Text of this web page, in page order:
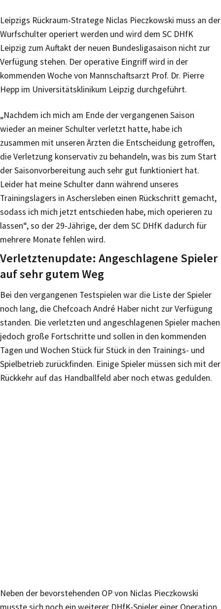
Leipzigs Rückraum-Stratege Niclas Pieczkowski muss an der
Wurfschulter operiert werden und wird dem SC DHfK
Leipzig zum Auftakt der neuen Bundesligasaison nicht zur
Verfügung stehen. Der operative Eingriff wird in der
kommenden Woche von Mannschaftsarzt Prof. Dr. Pierre
Hepp im Universitätsklinikum Leipzig durchgeführt.
„Nachdem ich mich am Ende der vergangenen Saison
wieder an meiner Schulter verletzt hatte, habe ich
zusammen mit unseren Ärzten die Entscheidung getroffen,
die Verletzung konservativ zu behandeln, was bis zum Start
der Saisonvorbereitung auch sehr gut funktioniert hat.
Leider hat meine Schulter dann während unseres
Trainingslagers in Aschersleben einen Rückschritt gemacht,
sodass ich mich jetzt entschieden habe, mich operieren zu
lassen“, so der 29-Jährige, der dem SC DHfK dadurch für
mehrere Monate fehlen wird.
Verletztenupdate: Angeschlagene Spieler
auf sehr gutem Weg
Bei den vergangenen Testspielen war die Liste der Spieler
noch lang, die Chefcoach André Haber nicht zur Verfügung
standen. Die verletzten und angeschlagenen Spieler machen
jedoch große Fortschritte und sollen in den kommenden
Tagen und Wochen Stück für Stück in den Trainings- und
Spielbetrieb zurückfinden. Einige Spieler müssen sich mit der
Rückkehr auf das Handballfeld aber noch etwas gedulden.
Neben der bevorstehenden OP von Niclas Pieczkowski